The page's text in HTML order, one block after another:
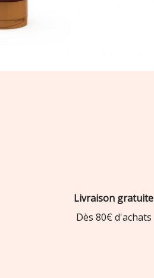
Livraison gratuite
Dès 80€ d'achats